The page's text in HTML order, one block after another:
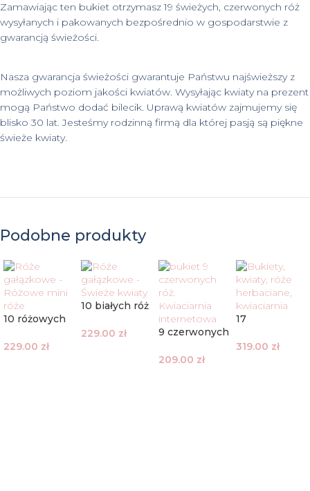
Zamawiając ten bukiet otrzymasz 19 świeżych, czerwonych róż
wysyłanych i pakowanych bezpośrednio w gospodarstwie z
gwarancją świeżości.
Nasza gwarancja świeżości gwarantuje Państwu najświeższy z
możliwych poziom jakości kwiatów. Wysyłając kwiaty na prezent
mogą Państwo dodać bilecik. Uprawą kwiatów zajmujemy się
blisko 30 lat. Jesteśmy rodzinną firmą dla której pasją są piękne
świeże kwiaty.
Podobne produkty
10 różowych
gałązkowych
229.00 zł
10 białych róż
229.00 zł
9 czerwonych
209.00 zł
17
róż
319.00 zł